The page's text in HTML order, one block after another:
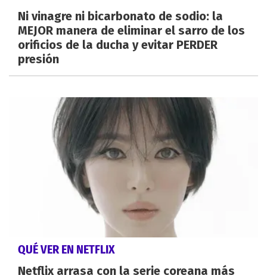
Ni vinagre ni bicarbonato de sodio: la
MEJOR manera de eliminar el sarro de los
orificios de la ducha y evitar PERDER
presión
QUÉ VER EN NETFLIX
Netflix arrasa con la serie coreana más